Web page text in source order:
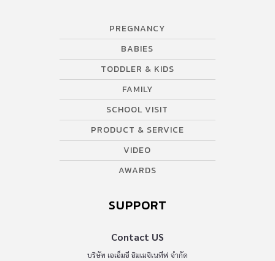
PREGNANCY
BABIES
TODDLER & KIDS
FAMILY
SCHOOL VISIT
PRODUCT & SERVICE
VIDEO
AWARDS
SUPPORT
Contact US
บริษัท เอเอ็มอี อิมเมจิเนทีฟ จำกัด